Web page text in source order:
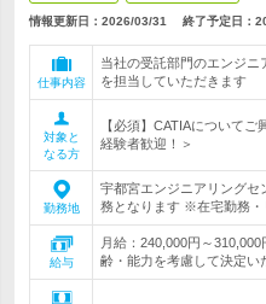
情報更新日：2026/03/31 終了予定日：
仕事内容
当社の受託部門のエンジニ
を担当していただきます
対象と
なる方
【必須】CATIAについて
経験者歓迎！＞
勤務地
宇都宮エンジニアリングセ
務となります ※在宅勤務・
給与
月給：240,000円～
齢・能力を考慮して決定い